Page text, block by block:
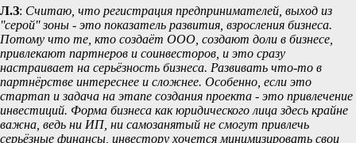
Л.З: Считаю, что регистрация предпринимателей, выход из
''серой'' зоны - это показатель развития, взросления бизнеса.
Потому что те, кто создаёт ООО, создают доли в бизнесе,
привлекают партнеров и соинвесторов, и это сразу
настраивает на серьёзность бизнеса. Развивать что-то в
партнёрстве интереснее и сложнее. Особенно, если это
стартап и задача на этапе создания проекта - это привлечение
инвестиций. Форма бизнеса как юридического лица здесь крайне
важна, ведь ни ИП, ни самозанятый не смогут привлечь
серьёзные финансы, инвестору хочется минимизировать свои